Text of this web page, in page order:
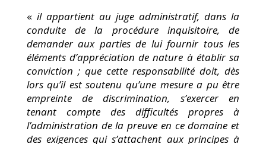
« il appartient au juge administratif, dans la
conduite de la procédure inquisitoire, de
demander aux parties de lui fournir tous les
éléments d’appréciation de nature à établir sa
conviction ; que cette responsabilité doit, dès
lors qu’il est soutenu qu’une mesure a pu être
empreinte de discrimination, s’exercer en
tenant compte des difficultés propres à
l’administration de la preuve en ce domaine et
des exigences qui s’attachent aux principes à